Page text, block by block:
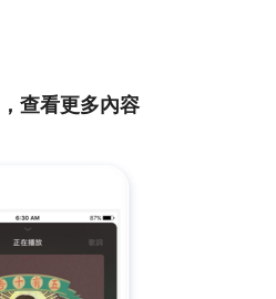
查看更多內容